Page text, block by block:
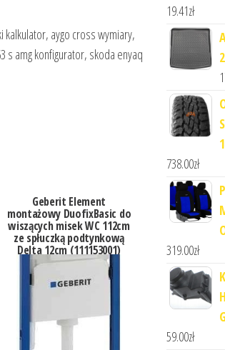
aygo cross wymiary,
s amg konfigurator, skoda enyaq
Geberit Element
montażowy DuofixBasic do
wiszących misek WC 112cm
ze spłuczką podtynkową
Delta 12cm (111153001)
19.41zł
738.00zł
319.00zł
59.00zł